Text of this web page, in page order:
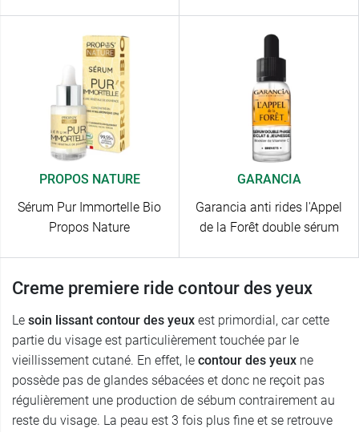
PROPOS NATURE
Sérum Pur Immortelle Bio
Propos Nature
GARANCIA
Garancia anti rides l'Appel
de la Forêt double sérum
Creme premiere ride contour des yeux
Le soin lissant contour des yeux est primordial, car cette
partie du visage est particulièrement touchée par le
vieillissement cutané. En effet, le contour des yeux ne
possède pas de glandes sébacées et donc ne reçoit pas
régulièrement une production de sébum contrairement au
reste du visage. La peau est 3 fois plus fine et se retrouve